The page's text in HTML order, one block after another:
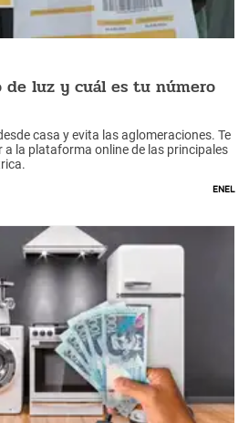
de luz y cuál es tu número
casa y evita las aglomeraciones. Te
la plataforma online de las principales
Enel